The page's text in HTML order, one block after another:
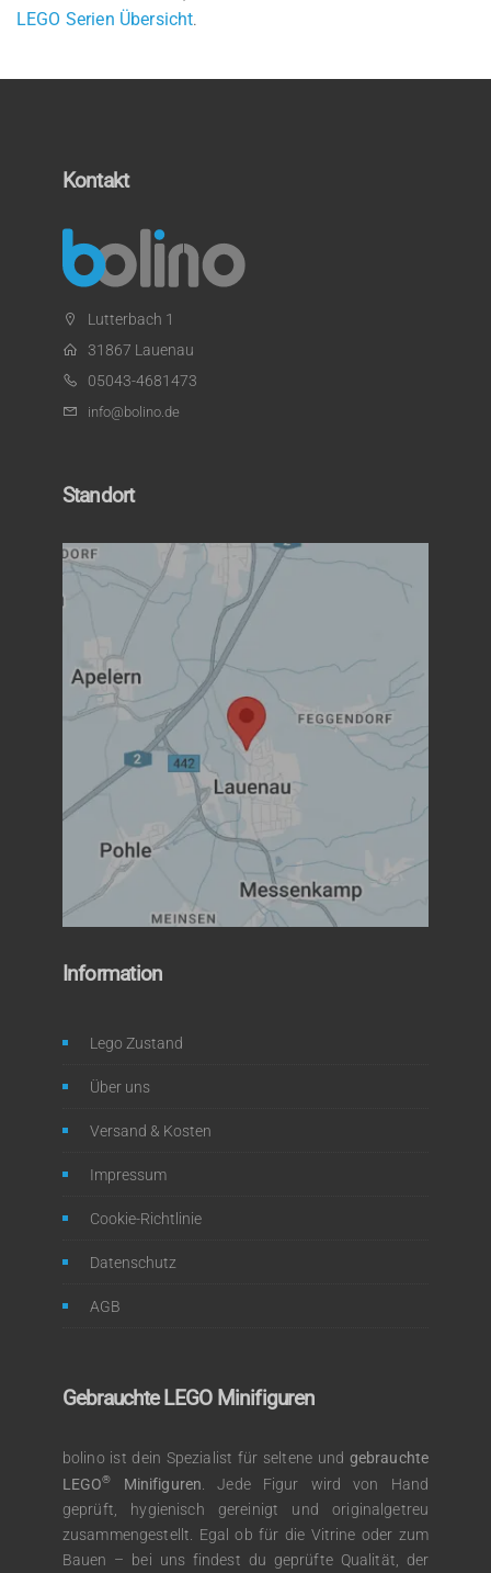
LEGO Serien Übersicht.
Kontakt
Lutterbach 1
31867 Lauenau
05043-4681473
info@bolino.de
Standort
Information
Lego Zustand
Über uns
Versand & Kosten
Impressum
Cookie-Richtlinie
Datenschutz
AGB
Gebrauchte LEGO Minifiguren
bolino ist dein Spezialist für seltene und gebrauchte
LEGO® Minifiguren. Jede Figur wird von Hand
geprüft, hygienisch gereinigt und originalgetreu
zusammengestellt. Egal ob für die Vitrine oder zum
Bauen – bei uns findest du geprüfte Qualität, der